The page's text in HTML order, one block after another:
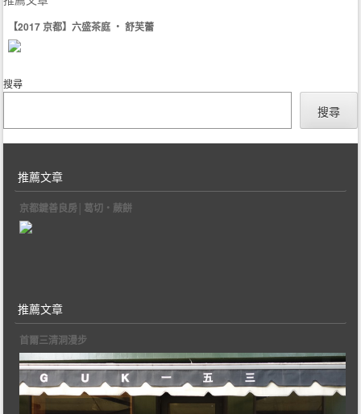
【2017 京都】六盛茶庭 ‧ 舒芙蕾
搜尋
搜尋
推薦文章
京都鍵善良房│葛切‧蕨餅
推薦文章
首爾三清洞漫步